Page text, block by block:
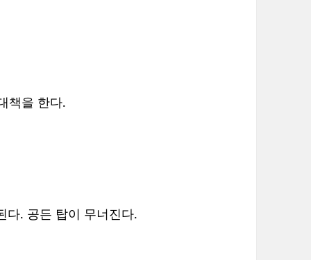
책을 한다.
다. 공든 탑이 무너진다.